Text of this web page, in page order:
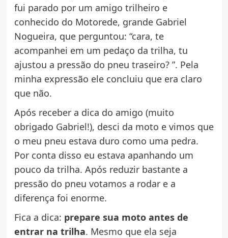
fui parado por um amigo trilheiro e
conhecido do Motorede, grande Gabriel
Nogueira, que perguntou: “cara, te
acompanhei em um pedaço da trilha, tu
ajustou a pressão do pneu traseiro? ”. Pela
minha expressão ele concluiu que era claro
que não.
Após receber a dica do amigo (muito
obrigado Gabriel!), desci da moto e vimos que
o meu pneu estava duro como uma pedra.
Por conta disso eu estava apanhando um
pouco da trilha. Após reduzir bastante a
pressão do pneu votamos a rodar e a
diferença foi enorme.
Fica a dica: prepare sua moto antes de
entrar na trilha. Mesmo que ela seja